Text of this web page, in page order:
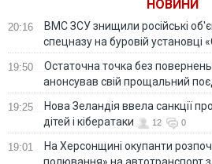
НОВИНИ
20:16
ВМС ЗСУ знищили російські
спецназу на буровій установці
19:50
Остаточна точка без
анонсував свій прощальний
19:25
Нова Зеландія ввела санкції
дітей і кібератаки
12 0
19:01
На Херсонщині окупанти